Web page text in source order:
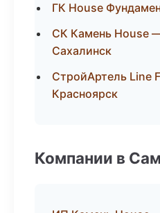
ГК House
СК Камень House
Сахалинск
СтройАртель Line
Красноярск
Компании в